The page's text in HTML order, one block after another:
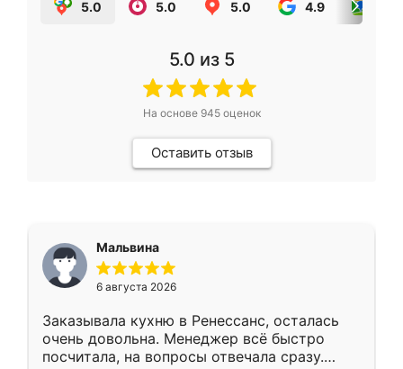
5.0 5.0 5.0 4.9
5.0 из 5
На основе 945оценок
Оставить отзыв
Мальвина
6 августа 2026
Заказывала кухню в Ренессанс, осталась
очень довольна. Менеджер всё быстро
посчитала, на вопросы отвечала сразу.